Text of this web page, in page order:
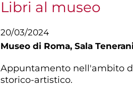
Libri al museo
20/03/2024
Museo di Roma, Sala
Appuntamento nell'ambito
storico-artistico.